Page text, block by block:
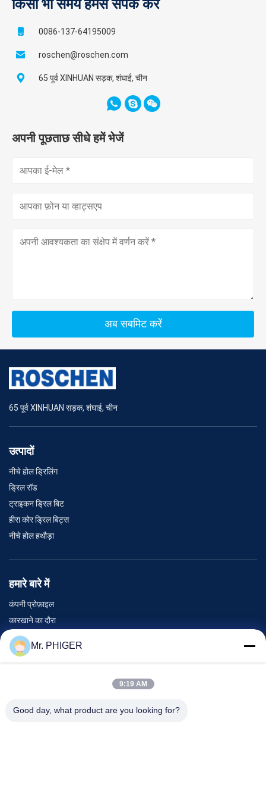
किसी भी समय हमसे संपर्क करें
0086-137-64195009
roschen@roschen.com
65 पूर्व XINHUAN सड़क, शंघाई, चीन
अपनी पूछताछ सीधे हमें भेजें
अब सबमिट करें
65 पूर्व XINHUAN सड़क, शंघाई, चीन
उत्पादों
नीचे होल ड्रिलिंग
ड्रिल रॉड
ट्राइकन ड्रिल बिट
हीरा कोर ड्रिल बिट्स
नीचे होल हथौड़ा
हमारे बारे में
कंपनी प्रोफ़ाइल
कारखाने का दौरा
गुणवत्ता नियंत्रण
साइटमैप
घटनाएँ
Mr. PHIGER
9:19 AM
Good day, what product are you looking for?